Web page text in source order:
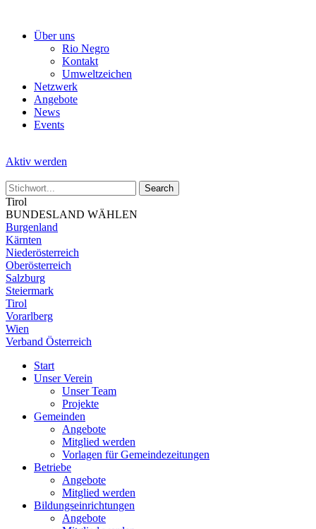
Über uns
Rio Negro
Kontakt
Umweltzeichen
Netzwerk
Angebote
News
Events
Aktiv werden
Tirol
BUNDESLAND WÄHLEN
Burgenland
Kärnten
Niederösterreich
Oberösterreich
Salzburg
Steiermark
Tirol
Vorarlberg
Wien
Verband Österreich
Start
Unser Verein
Unser Team
Projekte
Gemeinden
Angebote
Mitglied werden
Vorlagen für Gemeindezeitungen
Betriebe
Angebote
Mitglied werden
Bildungseinrichtungen
Angebote